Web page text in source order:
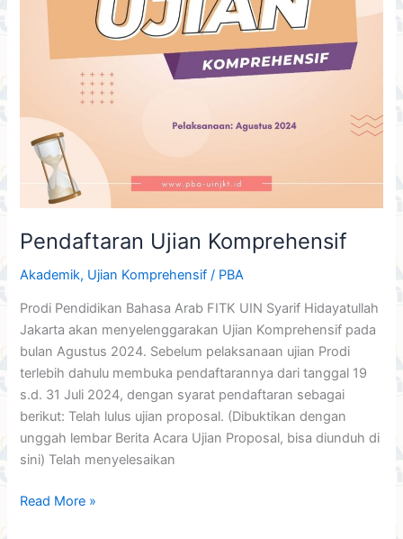
Pendaftaran Ujian Komprehensif
Akademik, Ujian Komprehensif / PBA
Prodi Pendidikan Bahasa Arab FITK UIN Syarif Hidayatullah
Jakarta akan menyelenggarakan Ujian Komprehensif pada
bulan Agustus 2024. Sebelum pelaksanaan ujian Prodi
terlebih dahulu membuka pendaftarannya dari tanggal 19
s.d. 31 Juli 2024, dengan syarat pendaftaran sebagai
berikut: Telah lulus ujian proposal. (Dibuktikan dengan
unggah lembar Berita Acara Ujian Proposal, bisa diunduh di
sini) Telah menyelesaikan
Read More »